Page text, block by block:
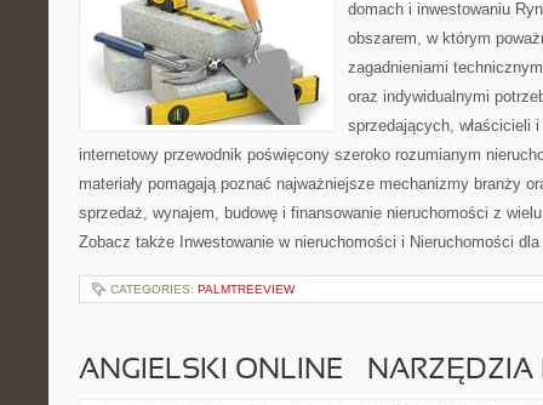
domach i inwestowaniu
obszarem, w którym
zagadnieniami
oraz indywidualnymi
sprzedających, właścicieli
internetowy przewodnik poświęcony szeroko rozumianym
materiały pomagają poznać najważniejsze mechanizmy branży
sprzedaż, wynajem, budowę i finansowanie nieruchomości z
Zobacz także Inwestowanie w nieruchomości i Nieruchomości
CATEGORIES: PALMTREEVIEW
ANGIELSKI ONLINE – NARZĘDZIA